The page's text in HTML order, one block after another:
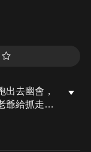
出去幽會，
爺給抓走，
跟周家有不